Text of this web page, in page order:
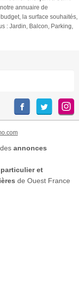
annuaire de
la surface souhaités,
: Jardin, Balcon, Parking,
annonces
particulier et
de Ouest France